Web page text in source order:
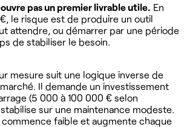
pas un premier livrable utile. En
le risque est de produire un outil
attendre, ou démarrer par une période
de stabiliser le besoin.
mesure suit une logique inverse de
Il demande un investissement
(5 000 à 100 000 € selon
sur une maintenance modeste.
commence faible et augmente chaque